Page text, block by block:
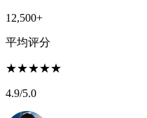
12,500+
平均评分
★★★★★
4.9/5.0